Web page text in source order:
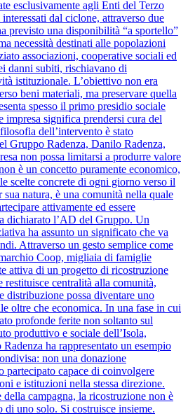
esclusivamente agli Enti del Terzo
dal ciclone, attraverso due
previsto una disponibilità “a sportello”
necessità destinati alle popolazioni
associazioni, cooperative sociali ed
danni subiti, rischiavano di
istituzionale. L’obiettivo non era
beni materiali, ma preservare quella
spesso il primo presidio sociale
impresa significa prendersi cura del
dell’intervento è stato
Gruppo Radenza, Danilo Radenza,
non possa limitarsi a produrre valore
è un concetto puramente economico,
scelte concrete di ogni giorno verso il
natura, è una comunità nella quale
attivamente ed essere
dichiarato l’AD del Gruppo. Un
ha assunto un significato che va
Attraverso un gesto semplice come
Coop, migliaia di famiglie
attiva di un progetto di ricostruzione
centralità alla comunità,
distribuzione possa diventare uno
oltre che economica. In una fase in cui
profonde ferite non soltanto sul
produttivo e sociale dell’Isola,
ha rappresentato un esempio
non una donazione
partecipato capace di coinvolgere
e istituzioni nella stessa direzione.
campagna, la ricostruzione non è
uno solo. Si costruisce insieme.